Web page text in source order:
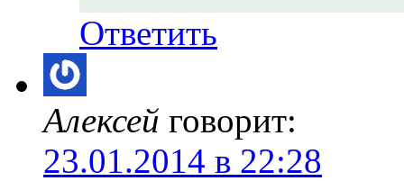
Ответить
Алексей говорит:
23.01.2014 в 22:28